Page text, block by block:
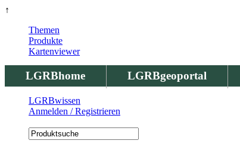
↑
LGRBhome LGRBgeoportal
Themen
Produkte
Kartenviewer
LGRBwissen
Anmelden / Registrieren